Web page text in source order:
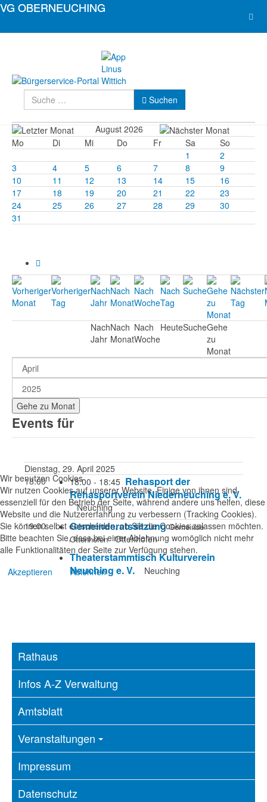
Suchen Suchen
August 2026
Mo
Di Mi Do Fr Sa
So
1
2
3
4 5 6 7 8
9
10
11 12 13 14 15
16
17
18 19 20 21 22
23
24
25 26 27 28 29
30
31
Nach
Jahr
Nach
Monat
Nach
Woche
HeuteSucheGehe
zu
Monat
Gehe zu Monat
Events für
Dienstag, 29. April 2025
18:00
18:00 - 18:45 Rehasport der
Rehasportverein Niederneuching e. V.
Neuching
19:00
Gemeinderatssitzung Gemeinde
OttenhofenOttenhofen
Theaterstammtisch Kulturverein
Neuching e. V.
Neuching
Rathaus
Infos A-Z Verwaltung
Amtsblatt
Veranstaltungen
Impressum
Datenschutz
Wir benutzen Cookies
Wir nutzen Cookies auf unserer Website. Einige von ihnen sind
essenziell für den Betrieb der Seite, während andere uns helfen, diese
Website und die Nutzererfahrung zu verbessern (Tracking Cookies).
Sie können selbst entscheiden, ob Sie die Cookies zulassen möchten.
Bitte beachten Sie, dass bei einer Ablehnung womöglich nicht mehr
alle Funktionalitäten der Seite zur Verfügung stehen.
Akzeptieren
Ablehnen